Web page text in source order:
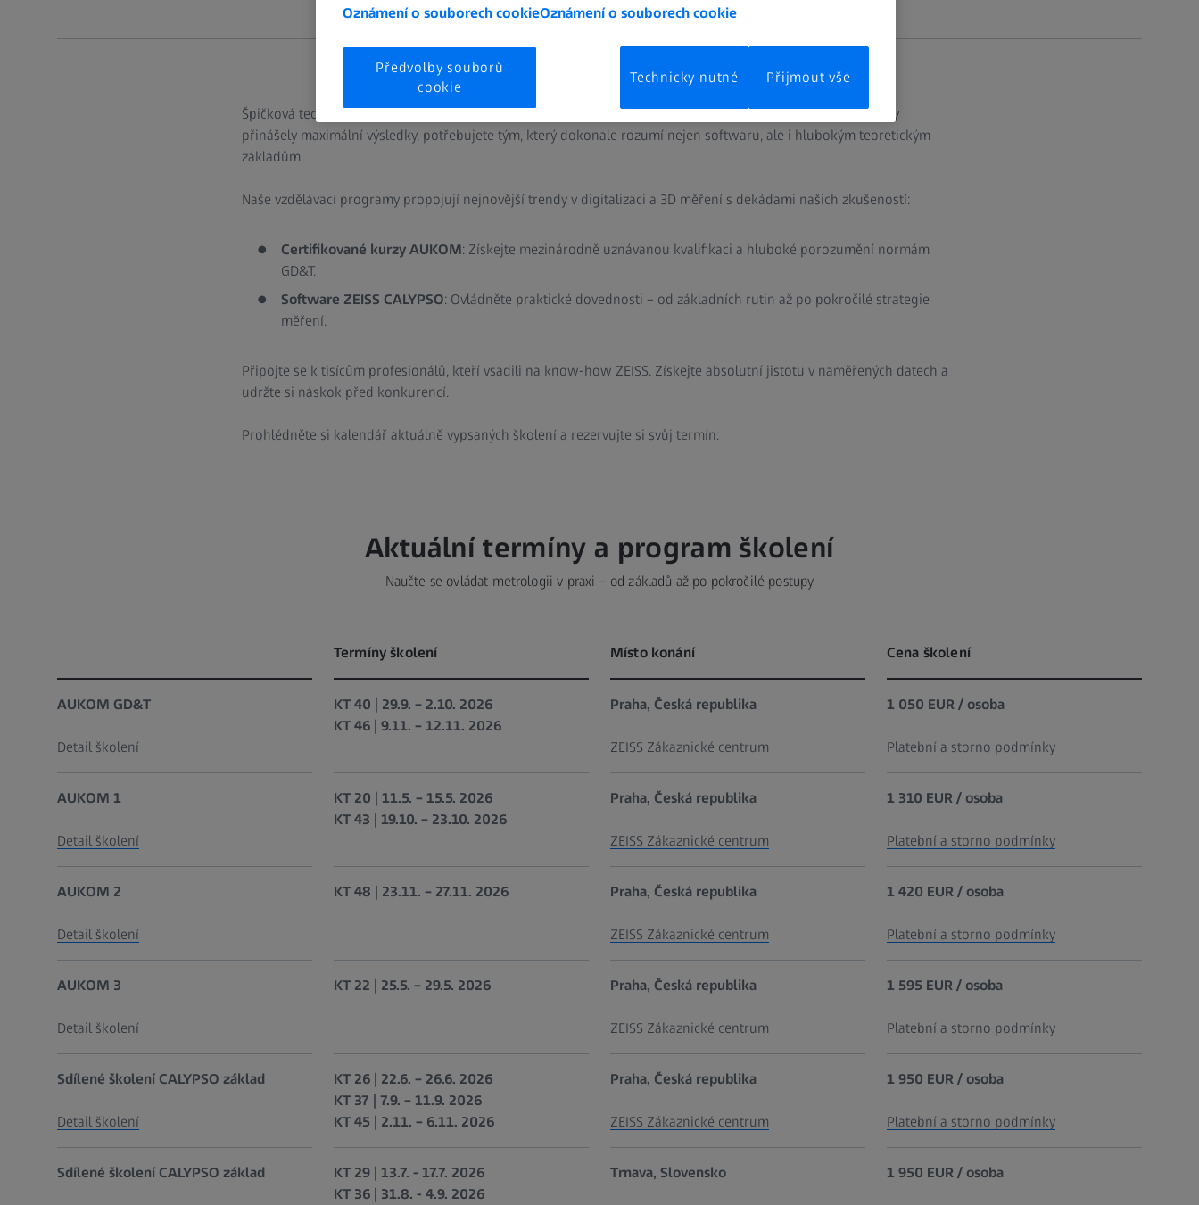
Špičková technologie je jen polovina úspěchu. Tou druhou jsou lidé, kteří ji ovládají. Aby vaše měřicí systémy
přinášely maximální výsledky, potřebujete tým, který dokonale rozumí nejen softwaru, ale i hlubokým teoretickým
základům.
Naše vzdělávací programy propojují nejnovější trendy v digitalizaci a 3D měření s dekádami našich zkušeností:
Certifikované kurzy AUKOM: Získejte mezinárodně uznávanou kvalifikaci a hluboké porozumění normám
GD&T.
Software ZEISS CALYPSO: Ovládněte praktické dovednosti – od základních rutin až po pokročilé strategie
měření.
Připojte se k tisícům profesionálů, kteří vsadili na know-how ZEISS. Získejte absolutní jistotu v naměřených datech a
udržte si náskok před konkurencí.
Prohlédněte si kalendář aktuálně vypsaných školení a rezervujte si svůj termín:
Aktuální termíny a program školení
Naučte se ovládat metrologii v praxi – od základů až po pokročilé postupy
Termíny školení Místo konání Cena školení
AUKOM GD&T
Detail školení
KT 40 | 29.9. – 2.10. 2026
KT 46 | 9.11. – 12.11. 2026
Praha, Česká republika
ZEISS Zákaznické centrum
1 050 EUR / osoba
Platební a storno podmínky
AUKOM 1
Detail školení
KT 20 | 11.5. – 15.5. 2026
KT 43 | 19.10. – 23.10. 2026
Praha, Česká republika
ZEISS Zákaznické centrum
1 310 EUR / osoba
Platební a storno podmínky
AUKOM 2
Detail školení
KT 48 | 23.11. – 27.11. 2026 Praha, Česká republika
ZEISS Zákaznické centrum
1 420 EUR / osoba
Platební a storno podmínky
AUKOM 3
Detail školení
KT 22 | 25.5. – 29.5. 2026 Praha, Česká republika
ZEISS Zákaznické centrum
1 595 EUR / osoba
Platební a storno podmínky
Sdílené školení CALYPSO základ
Detail školení
KT 26 | 22.6. – 26.6. 2026
KT 37 | 7.9. – 11.9. 2026
KT 45 | 2.11. – 6.11. 2026
Praha, Česká republika
ZEISS Zákaznické centrum
1 950 EUR / osoba
Platební a storno podmínky
Sdílené školení CALYPSO základ
KT 29 | 13.7. - 17.7. 2026
KT 36 | 31.8. - 4.9. 2026
Trnava, Slovensko 1 950 EUR / osoba
Oznámení o souborech cookieOznámení o souborech cookie
Předvolby souborů
cookie
Technicky nutné Přijmout vše